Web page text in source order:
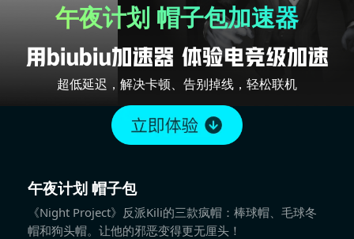
午夜计划 帽子包加速器
超低延迟，解决卡顿、告别掉线，轻松联机
午夜计划 帽子包
《Night Project》反派Kili的三款疯帽：棒球帽、毛球冬
帽和狗头帽。让他的邪恶变得更无厘头！